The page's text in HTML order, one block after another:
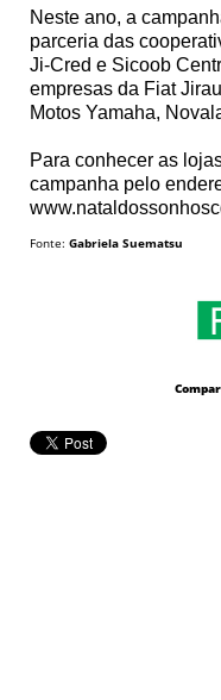
Neste ano, a
parceria das
Ji-Cred e Sicoob
empresas da Fiat
Motos Yamaha,
Para conhecer as
campanha pelo
Fonte: Gabriela Suematsu